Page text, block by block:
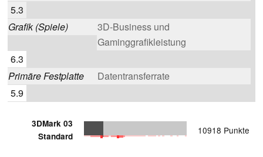
5.3
Grafik (Spiele)
3D-Business und
Gaminggrafikleistung
6.3
Primäre Festplatte
Datentransferrate
5.9
3DMark 03
Standard
10918 Punkte